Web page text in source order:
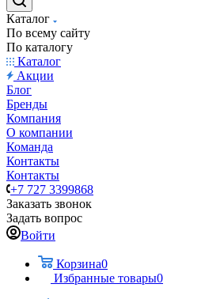
Каталог
По всему сайту
По каталогу
Каталог
Акции
Блог
Бренды
Компания
О компании
Команда
Контакты
Контакты
+7 727 3399868
Заказать звонок
Задать вопрос
Войти
Корзина0
Избранные товары0